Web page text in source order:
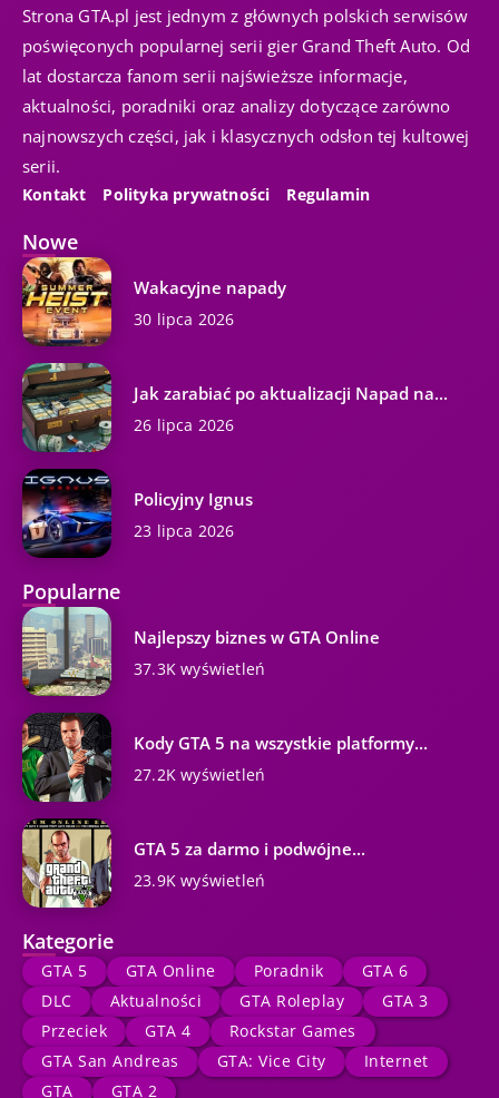
Strona GTA.pl jest jednym z głównych polskich serwisów
poświęconych popularnej serii gier Grand Theft Auto. Od
lat dostarcza fanom serii najświeższe informacje,
aktualności, poradniki oraz analizy dotyczące zarówno
najnowszych części, jak i klasycznych odsłon tej kultowej
serii.
Kontakt Polityka prywatności Regulamin
Nowe
Wakacyjne napady
30 lipca 2026
Jak zarabiać po aktualizacji Napad na...
26 lipca 2026
Policyjny Ignus
23 lipca 2026
Popularne
Najlepszy biznes w GTA Online
37.3K wyświetleń
Kody GTA 5 na wszystkie platformy...
27.2K wyświetleń
GTA 5 za darmo i podwójne...
23.9K wyświetleń
Kategorie
GTA 5 GTA Online Poradnik
GTA 6
DLC
Aktualności GTA Roleplay
GTA 3
Przeciek
GTA 4
Rockstar Games
GTA San Andreas
GTA: Vice City
Internet
GTA
GTA 2